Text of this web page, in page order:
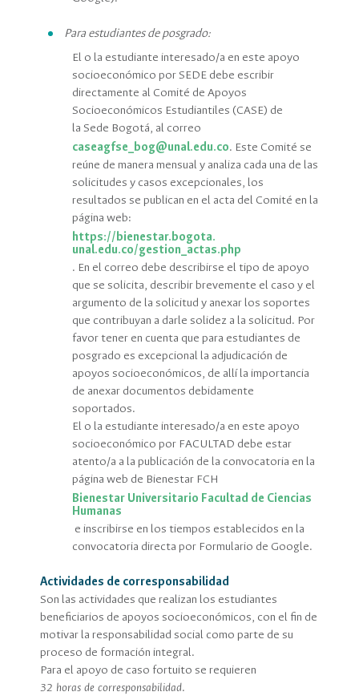
Para estudiantes de posgrado:
El o la estudiante interesado/a en este apoyo
socioeconómico por SEDE debe escribir
directamente al Comité de Apoyos
Socioeconómicos Estudiantiles (CASE) de
la Sede Bogotá, al correo
caseagfse_bog@unal.edu.co. Este Comité se
reúne de manera mensual y analiza cada una de las
solicitudes y casos excepcionales, los
resultados se publican en el acta del Comité en la
página web:
https://bienestar.bogota.
unal.edu.co/gestion_actas.php
. En el correo debe describirse el tipo de apoyo
que se solicita, describir brevemente el caso y el
argumento de la solicitud y anexar los soportes
que contribuyan a darle solidez a la solicitud. Por
favor tener en cuenta que para estudiantes de
posgrado es excepcional la adjudicación de
apoyos socioeconómicos, de allí la importancia
de anexar documentos debidamente
soportados.
El o la estudiante interesado/a en este apoyo
socioeconómico por FACULTAD debe estar
atento/a a la publicación de la convocatoria en la
página web de Bienestar FCH
Bienestar Universitario Facultad de Ciencias
Humanas
e inscribirse en los tiempos establecidos en la
convocatoria directa por Formulario de Google.
Actividades de corresponsabilidad
Son las actividades que realizan los estudiantes
beneficiarios de apoyos socioeconómicos, con el fin de
motivar la responsabilidad social como parte de su
proceso de formación integral.
Para el apoyo de caso fortuito se requieren
32 horas de corresponsabilidad.